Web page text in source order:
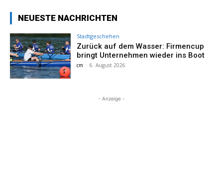
NEUESTE NACHRICHTEN
Stadtgeschehen
Zurück auf dem Wasser: Firmencup
bringt Unternehmen wieder ins Boot
cm - 6. August 2026
- Anzeige -